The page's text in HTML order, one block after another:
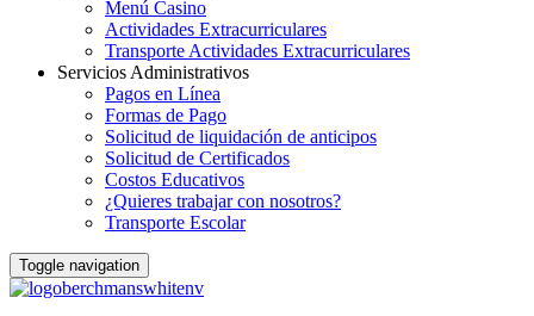
Menú Casino
Actividades Extracurriculares
Transporte Actividades Extracurriculares
Servicios Administrativos
Pagos en Línea
Formas de Pago
Solicitud de liquidación de anticipos
Solicitud de Certificados
Costos Educativos
¿Quieres trabajar con nosotros?
Transporte Escolar
Toggle navigation